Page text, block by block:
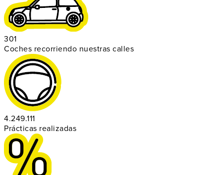
301
Coches recorriendo nuestras calles
4.249.111
Prácticas realizadas